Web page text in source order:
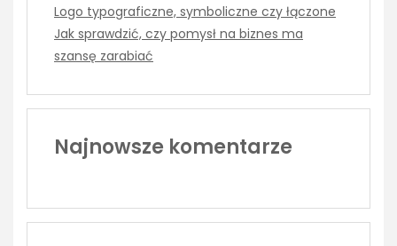
Logo typograficzne, symboliczne czy łączone
Jak sprawdzić, czy pomysł na biznes ma
szansę zarabiać
Najnowsze komentarze